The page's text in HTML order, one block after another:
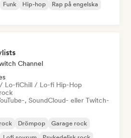
Funk Hip-hop
Rap på engelska
Channel
Lo-fiChill / Lo-fi Hip-Hop
, SoundCloud- eller Twitch-
Drömpop
Garage rock